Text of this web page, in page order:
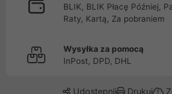
BLIK, BLIK Płacę Później,
Raty, Kartą, Za pobraniem
Wysyłka za pomocą
InPost, DPD, DHL
Udostępnij Drukuj